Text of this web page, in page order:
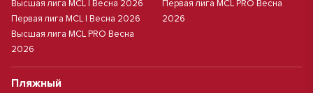
Высшая лига MCL | Весна 2026
Первая лига MCL | Весна 2026
Высшая лига MCL PRO Весна
2026
Первая лига MCL PRO Весна
2026
Пляжный